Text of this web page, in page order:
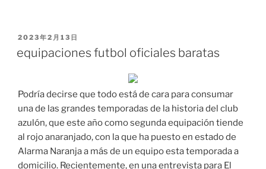
PUBLICADO
2023年2月13日
equipaciones futbol oficiales baratas
Podría decirse que todo está de cara para consumar
una de las grandes temporadas de la historia del club
azulón, que este año como segunda equipación tiende
al rojo anaranjado, con la que ha puesto en estado de
Alarma Naranja a más de un equipo esta temporada a
domicilio. Recientemente, en una entrevista para El